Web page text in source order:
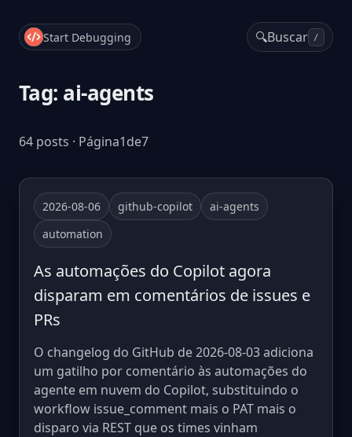
Start Debugging 🔍Buscar /
Tag: ai-agents
64 posts · Página1de7
2026-08-06 github-copilot
ai-agents
automation
As automações do Copilot agora
disparam em comentários de issues e
PRs
O changelog do GitHub de 2026-08-03 adiciona
um gatilho por comentário às automações do
agente em nuvem do Copilot, substituindo o
workflow issue_comment mais o PAT mais o
disparo via REST que os times vinham